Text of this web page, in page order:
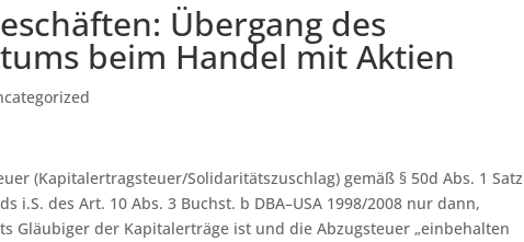
Übergang des
beim Handel mit Aktien
(Kapitalertragsteuer/Solidaritätszuschlag) gemäß § 50d Abs. 1 Satz
i.S. des Art. 10 Abs. 3 Buchst. b DBA–USA 1998/2008 nur dann,
Gläubiger der Kapitalerträge ist und die Abzugsteuer „einbehalten